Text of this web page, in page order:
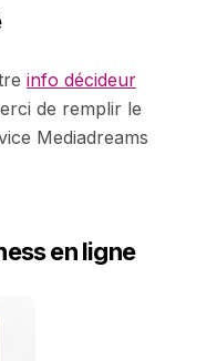
info décideur
de remplir le
Mediadreams
en ligne